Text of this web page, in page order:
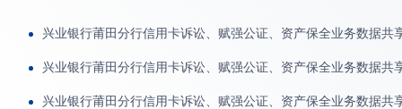
兴业银行莆田分行信用卡诉讼、赋强公证、资产保全业务数据共
兴业银行莆田分行信用卡诉讼、赋强公证、资产保全业务数据共
兴业银行莆田分行信用卡诉讼、赋强公证、资产保全业务数据共